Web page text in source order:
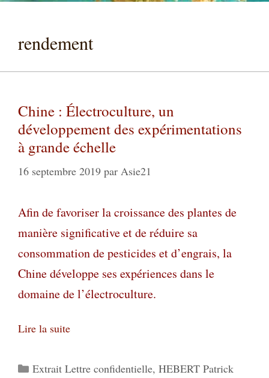
rendement
Chine : Électroculture, un
développement des expérimentations
à grande échelle
16 septembre 2019 par Asie21
Afin de favoriser la croissance des plantes de
manière significative et de réduire sa
consommation de pesticides et d’engrais, la
Chine développe ses expériences dans le
domaine de l’électroculture.
Lire la suite
Catégories
Extrait Lettre confidentielle, HEBERT Patrick